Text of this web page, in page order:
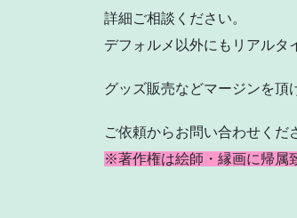
詳細ご相談ください。
デフォルメ以外にもリアルタ
グッズ販売などマージンを頂
ご依頼からお問い合わせくだ
※著作権は絵師・縁画に帰属